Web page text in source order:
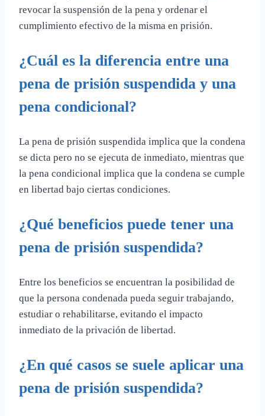
revocar la suspensión de la pena y ordenar el
cumplimiento efectivo de la misma en prisión.
¿Cuál es la diferencia entre una
pena de prisión suspendida y una
pena condicional?
La pena de prisión suspendida implica que la condena
se dicta pero no se ejecuta de inmediato, mientras que
la pena condicional implica que la condena se cumple
en libertad bajo ciertas condiciones.
¿Qué beneficios puede tener una
pena de prisión suspendida?
Entre los beneficios se encuentran la posibilidad de
que la persona condenada pueda seguir trabajando,
estudiar o rehabilitarse, evitando el impacto
inmediato de la privación de libertad.
¿En qué casos se suele aplicar una
pena de prisión suspendida?